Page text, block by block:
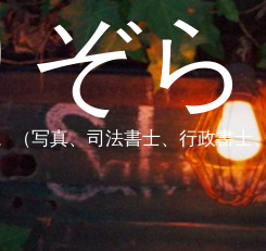
ら
写真、司法書士、行政書士